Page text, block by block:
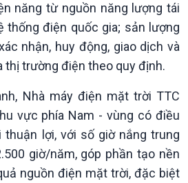
Biên cương - Một dải vững
bền
năng từ nguồn năng lượng tái
thống điện quốc gia; sản lượng
nhận, huy động, giao dịch và
thị trường điện theo quy định.
Nhà máy điện mặt trời TTC
vực phía Nam - vùng có điều
lợi, với số giờ nắng trung
giờ/năm, góp phần tạo nền
nguồn điện mặt trời, đặc biệt